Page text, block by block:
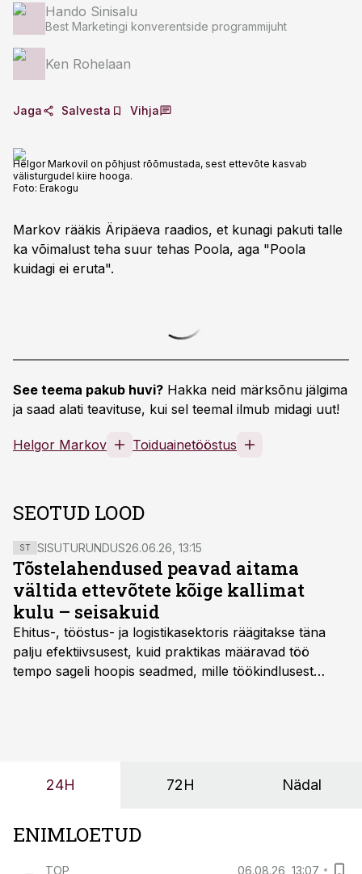
Hando Sinisalu
Best Marketingi konverentside programmijuht
Ken Rohelaan
Jaga Salvesta Vihja
Helgor Markovil on põhjust rõõmustada, sest ettevõte kasvab
välisturgudel kiire hooga.
Foto: Erakogu
Markov rääkis Äripäeva raadios, et kunagi pakuti talle
ka võimalust teha suur tehas Poola, aga "Poola
kuidagi ei eruta".
See teema pakub huvi? Hakka neid märksõnu jälgima
ja saad alati teavituse, kui sel teemal ilmub midagi uut!
Helgor Markov Toiduainetööstus
SEOTUD LOOD
ST SISUTURUNDUS26.06.26, 13:15
Tõstelahendused peavad aitama
vältida ettevõtete kõige kallimat
kulu – seisakuid
Ehitus-, tööstus- ja logistikasektoris räägitakse täna
palju efektiivsusest, kuid praktikas määravad töö
tempo sageli hoopis seadmed, mille töökindlusest
24H 72H Nädal
ENIMLOETUD
TOP 06.08.26, 13:07